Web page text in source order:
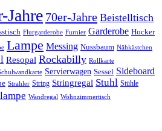
Jahre 70er-Jahre Beistelltisch
Flurgarderobe Furnier Garderobe Hocker
Lampe Messing Nussbaum Nähkästchen
Resopal Rockabilly Rollkarte
Servierwagen Sessel Sideboard
Strahler String Stringregal Stuhl Stühle
Wandregal Wohnzimmertisch